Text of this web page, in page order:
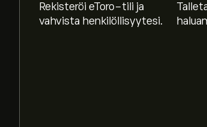
Rekisteröi eToro-tili ja
vahvista henkilöllisyytesi.
Osakkeen 6990.HK hinta tänään
Keskihinta osakkeelle Sichuan
eToroon saadaksesi